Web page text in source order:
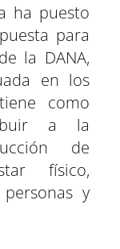
ha puesto
para
la DANA,
en los
como
a la
de
físico,
y